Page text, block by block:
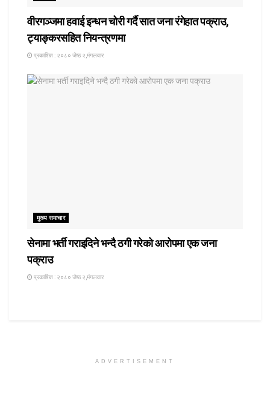
वीरगञ्जमा हवाई इन्धन चोरी गर्दै सात जना रंगेहात पक्राउ,
ट्याङ्करसहित नियन्त्रणमा
प्रकाशित : २०८० जेष्ठ २,मंगलवार
मुख्य समाचार
सेनामा भर्ती गराइदिने भन्दै ठगी गरेको आरोपमा एक जना
पक्राउ
प्रकाशित : २०८० जेष्ठ २,मंगलवार
ADVERTISEMENT